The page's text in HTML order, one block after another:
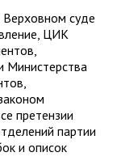
суде
ЦИК
Министерства
претензии
партии
и описок